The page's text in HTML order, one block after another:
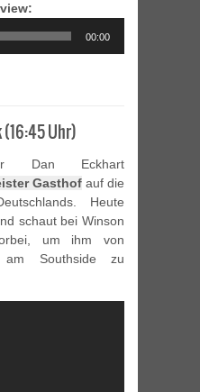
00:00
Uhr)
Dan Eckhart
Gasthof auf die
Heute
schaut bei Winson
um ihm von
am Southside zu